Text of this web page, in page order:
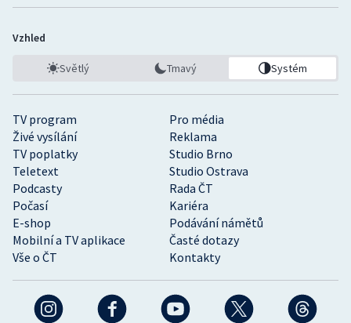
TV program
Pro média
Živé vysílání
Reklama
TV poplatky
Studio Brno
Teletext
Studio Ostrava
Podcasty
Rada ČT
Počasí
Kariéra
E-shop
Podávání námětů
Mobilní a TV aplikace
Časté dotazy
Vše o ČT
Kontakty
Vzhled
Světlý Tmavý Systém